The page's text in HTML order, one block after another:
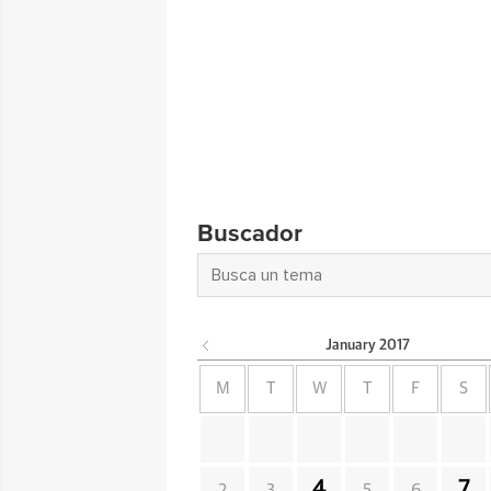
Buscador
January 2017
M W F S